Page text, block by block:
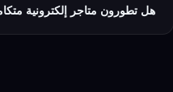
هل تطورون متاجر إلكترونية